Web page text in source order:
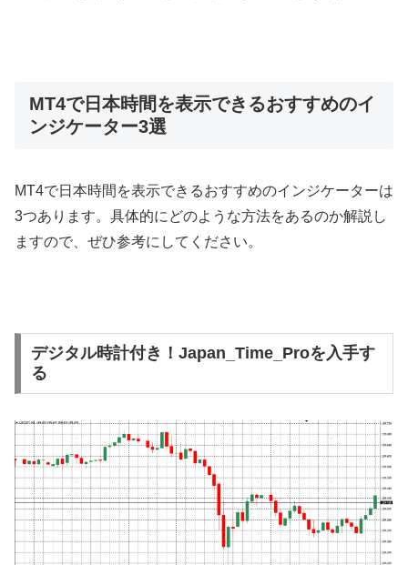
MT4で日本時間を表示できるおすすめのイ
ンジケーター3選
MT4で日本時間を表示できるおすすめのインジケーターは
3つあります。具体的にどのような方法をあるのか解説し
ますので、ぜひ参考にしてください。
デジタル時計付き！Japan_Time_Proを入手す
る